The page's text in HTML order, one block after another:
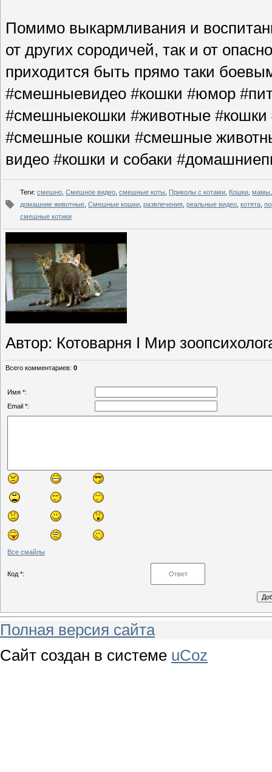
Помимо выкармливания и
от других сородичей, так и от
приходится быть прямо таки
#смешныевидео #кошки #юмор
#смешныекошки #животные
#смешные кошки #смешные
видео #кошки и собаки
Теги: смешно Смешное видео смешные коты Приколы с котами Кошки мамы
домашние животные Смешные кошки развлечения реальные видео котята
смешные котики
Автор: Котоварня I Мир
Всего комментариев: 0
Имя *:
Email *:
Все смайлы
Код *:
Полная версия сайта
Сайт создан в системе uCoz